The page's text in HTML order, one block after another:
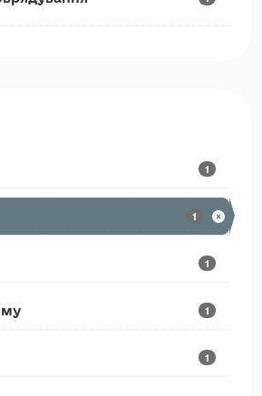
1
1
1
1
1